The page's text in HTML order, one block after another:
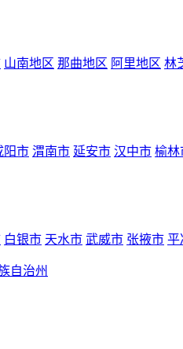
山南地区 那曲地区 阿里地区 林
阳市 渭南市 延安市 汉中市 榆林
白银市 天水市 武威市 张掖市 平
自治州